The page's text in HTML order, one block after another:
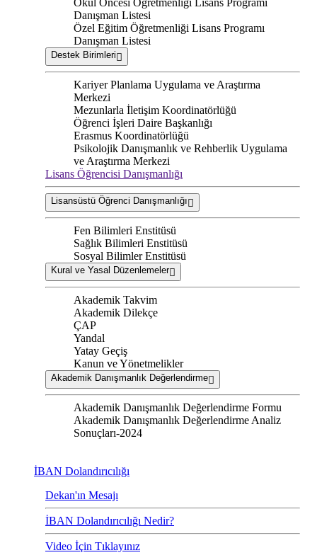
Okul Öncesi Öğretmenliği Lisans Programı
Danışman Listesi
Özel Eğitim Öğretmenliği Lisans Programı
Danışman Listesi
Destek Birimleri
Kariyer Planlama Uygulama ve Araştırma
Merkezi
Mezunlarla İletişim Koordinatörlüğü
Öğrenci İşleri Daire Başkanlığı
Erasmus Koordinatörlüğü
Psikolojik Danışmanlık ve Rehberlik Uygulama
ve Araştırma Merkezi
Lisans Öğrencisi Danışmanlığı
Lisansüstü Öğrenci Danışmanlığı
Fen Bilimleri Enstitüsü
Sağlık Bilimleri Enstitüsü
Sosyal Bilimler Enstitüsü
Kural ve Yasal Düzenlemeler
Akademik Takvim
Akademik Dilekçe
ÇAP
Yandal
Yatay Geçiş
Kanun ve Yönetmelikler
Akademik Danışmanlık Değerlendirme
Akademik Danışmanlık Değerlendirme Formu
Akademik Danışmanlık Değerlendirme Analiz
Sonuçları-2024
İBAN Dolandırıcılığı
Dekan'ın Mesajı
İBAN Dolandırıcılığı Nedir?
Video İçin Tıklayınız